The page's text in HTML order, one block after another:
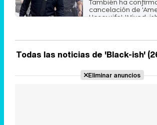
También ha
cancelación de
Hosewife', 'Mixed-
Todas las noticias de 'Black-ish'
Eliminar anuncios